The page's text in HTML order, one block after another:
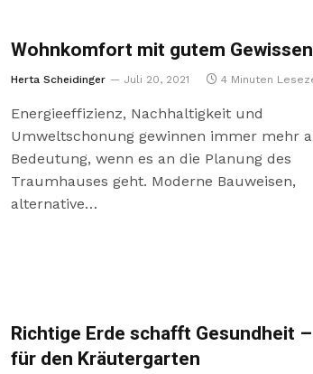
Wohnkomfort mit gutem Gewissen
Herta Scheidinger Juli 20, 2021 4 Minuten
Energieeffizienz, Nachhaltigkeit und
Umweltschonung gewinnen immer mehr
Bedeutung, wenn es an die Planung des
Traumhauses geht. Moderne Bauweisen,
alternative…
Richtige Erde schafft Gesundheit
für den Kräutergarten